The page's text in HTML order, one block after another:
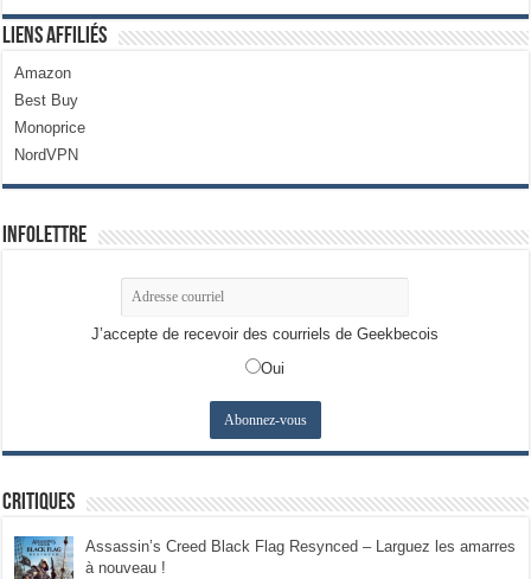
Liens Affiliés
Amazon
Best Buy
Monoprice
NordVPN
Infolettre
J’accepte de recevoir des courriels de Geekbecois
Oui
Critiques
Assassin’s Creed Black Flag Resynced – Larguez les amarres
à nouveau !